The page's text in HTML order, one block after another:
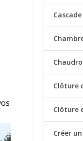
Clôture
Clôture
Créer